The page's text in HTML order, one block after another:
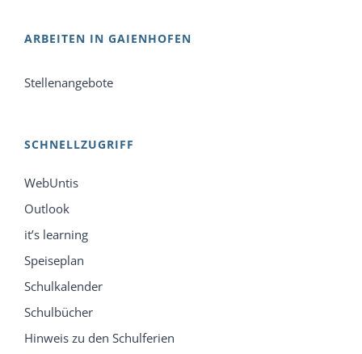
ARBEITEN IN GAIENHOFEN
Stellenangebote
SCHNELLZUGRIFF
WebUntis
Outlook
it’s learning
Speiseplan
Schulkalender
Schulbücher
Hinweis zu den Schulferien